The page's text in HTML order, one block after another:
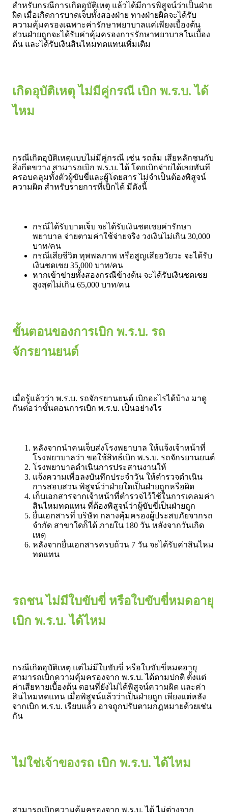
สำหรับกรณีการเกิดอุบัติเหตุ แล้วได้มีการพิสูจน์ว่าเป็นฝ่าย
ผิด เมื่อเกิดการบาดเจ็บทั้งสองฝ่าย ทางฝ่ายผิดจะได้รับ
ความคุ้มครองเฉพาะค่ารักษาพยาบาลแค่เพียงเบื้องต้น
ส่วนฝ่ายถูกจะได้รับค่าคุ้มครองการรักษาพยาบาลในเบื้อง
ต้น และได้รับเงินสินไหมทดแทนเพิ่มเติม
เกิดอุบัติเหตุ ไม่มีคู่กรณี เบิก พ.ร.บ. ได้
ไหม
กรณีเกิดอุบัติเหตุแบบไม่มีคู่กรณี เช่น รถล้ม เสียหลักชนกับ
สิ่งกีดขวาง สามารถเบิก พ.ร.บ. ได้ โดยเบิกจ่ายได้เลยทันที
ครอบคลุมทั้งตัวผู้ขับขี่และผู้โดยสาร ไม่จำเป็นต้องพิสูจน์
ความผิด สำหรับรายการที่เบิกได้ มีดังนี้
กรณีได้รับบาดเจ็บ จะได้รับเงินชดเชยค่ารักษา
พยาบาล จ่ายตามค่าใช้จ่ายจริง วงเงินไม่เกิน 30,000
บาท/คน
กรณีเสียชีวิต ทุพพลภาพ หรือสูญเสียอวัยวะ จะได้รับ
เงินชดเชย 35,000 บาท/คน
หากเข้าข่ายทั้งสองกรณีข้างต้น จะได้รับเงินชดเชย
สูงสุดไม่เกิน 65,000 บาท/คน
ขั้นตอนของการเบิก พ.ร.บ. รถ
จักรยานยนต์
เมื่อรู้แล้วว่า พ.ร.บ. รถจักรยานยนต์ เบิกอะไรได้บ้าง มาดู
กันต่อว่าขั้นตอนการเบิก พ.ร.บ. เป็นอย่างไร
หลังจากนำคนเจ็บส่งโรงพยาบาล ให้แจ้งเจ้าหน้าที่
โรงพยาบาลว่า ขอใช้สิทธ์เบิก พ.ร.บ. รถจักรยานยนต์
โรงพยาบาลดำเนินการประสานงานให้
แจ้งความเพื่อลงบันทึกประจำวัน ให้ตำรวจดำเนิน
การสอบสวน พิสูจน์ว่าฝ่ายใดเป็นฝ่ายถูกหรือผิด
เก็บเอกสารจากเจ้าหน้าที่ตำรวจไว้ใช้ในการเคลมค่า
สินไหมทดแทน ที่ต้องพิสูจน์ว่าผู้ขับขี่เป็นฝ่ายถูก
ยื่นเอกสารที่ บริษัท กลางคุ้มครองผู้ประสบภัยจากรถ
จำกัด สาขาใดก็ได้ ภายใน 180 วัน หลังจากวันเกิด
เหตุ
หลังจากยื่นเอกสารครบถ้วน 7 วัน จะได้รับค่าสินไหม
ทดแทน
รถชน ไม่มีใบขับขี่ หรือใบขับขี่หมดอายุ
เบิก พ.ร.บ. ได้ไหม
กรณีเกิดอุบัติเหตุ แต่ไม่มีใบขับขี่ หรือใบขับขี่หมดอายุ
สามารถเบิกความคุ้มครองจาก พ.ร.บ. ได้ตามปกติ ตั้งแต่
ค่าเสียหายเบื้องต้น ตอนที่ยังไม่ได้พิสูจน์ความผิด และค่า
สินไหมทดแทน เมื่อพิสูจน์แล้วว่าเป็นฝ่ายถูก เพียงแต่หลัง
จากเบิก พ.ร.บ. เรียบแล้ว อาจถูกปรับตามกฎหมายด้วยเช่น
กัน
ไม่ใช่เจ้าของรถ เบิก พ.ร.บ. ได้ไหม
สามารถเบิกความคุ้มครองจาก พ.ร.บ. ได้ ไม่ต่างจาก